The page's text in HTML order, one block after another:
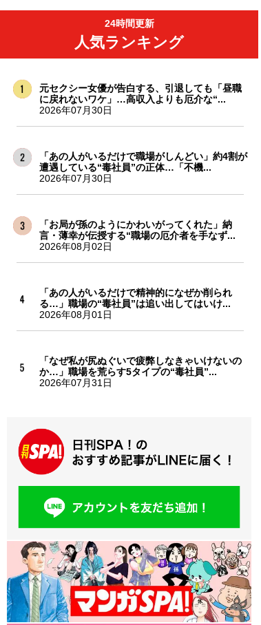
24時間更新
人気ランキング
元セクシー女優が告白する、引退しても「昼職
に戻れないワケ」…高収入よりも厄介な“...
2026年07月30日
「あの人がいるだけで職場がしんどい」約4割が
遭遇している“毒社員”の正体…「不機...
2026年07月30日
「お局が孫のようにかわいがってくれた」納
言・薄幸が伝授する“職場の厄介者を手なず...
2026年08月02日
「あの人がいるだけで精神的になぜか削られ
る…」職場の“毒社員”は追い出してはいけ...
2026年08月01日
「なぜ私が尻ぬぐいで疲弊しなきゃいけないの
か…」職場を荒らす5タイプの“毒社員”...
2026年07月31日